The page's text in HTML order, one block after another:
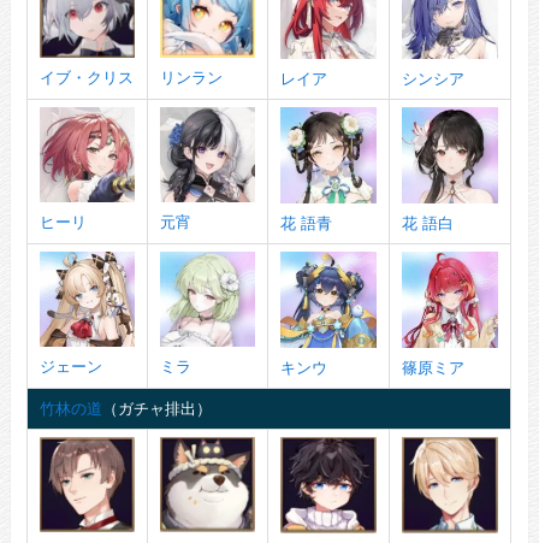
イブ・クリス リンラン レイア シンシア
ヒーリ 元宵 花 語青 花 語白
ジェーン ミラ キンウ 篠原ミア
竹林の道 （ガチャ排出）